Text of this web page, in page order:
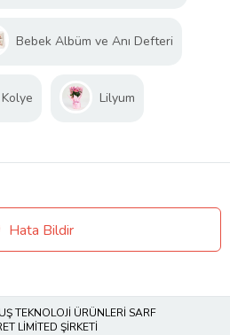
Bebek Albüm ve Anı Defteri
Lilyum
Hata Bildir
TEKNOLOJİ ÜRÜNLERİ SARF
LİMİTED ŞİRKETİ